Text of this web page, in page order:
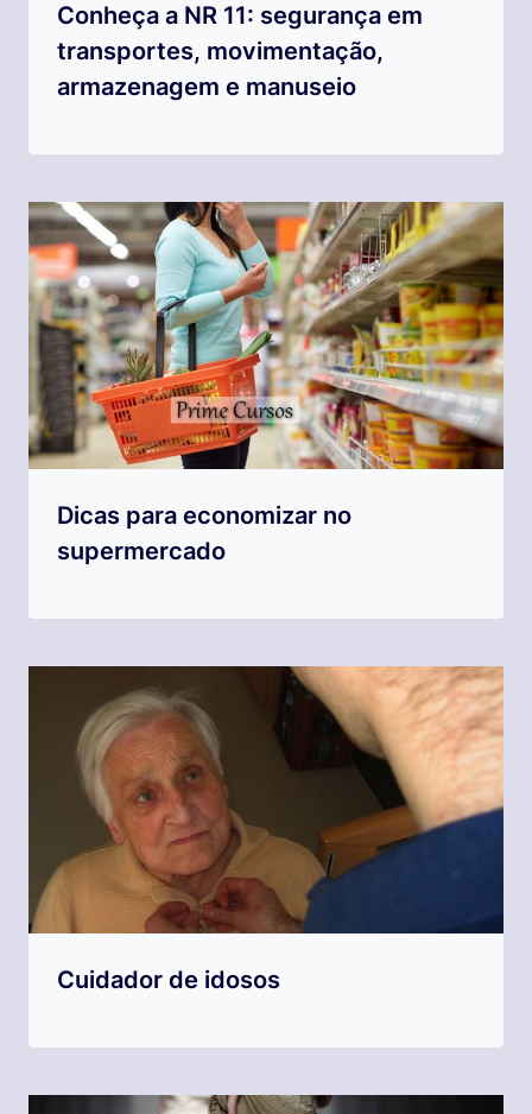
Conheça a NR 11: segurança em
transportes, movimentação,
armazenagem e manuseio
Dicas para economizar no
supermercado
Cuidador de idosos